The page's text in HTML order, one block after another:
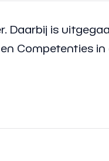
Daarbij is
Competenties